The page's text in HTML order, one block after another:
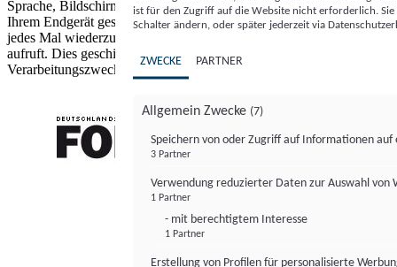
Sprache, Bildschirmgröße, unterstützte Technologien usw.) auf
Ihrem Endgerät gespeichert oder von dort ausgelesen werden, um es
jedes Mal wiederzuerkennen, wenn es eine App oder einer Webseite
aufruft. Dies geschieht für einen oder mehrere der hier aufgeführten
Verarbeitungszwecke.
ist für den Zugriff auf die Website nicht erforderlich.
Schalter ändern, oder später jederzeit via
ZWECKE PARTNER
Allgemein Zwecke (7)
Speichern von oder Zugriff auf Informationen auf
3 Partner
Verwendung reduzierter Daten zur Auswahl von
1 Partner
- mit berechtigtem Interesse
1 Partner
Erstellung von Profilen für personalisierte
FONDS professionell